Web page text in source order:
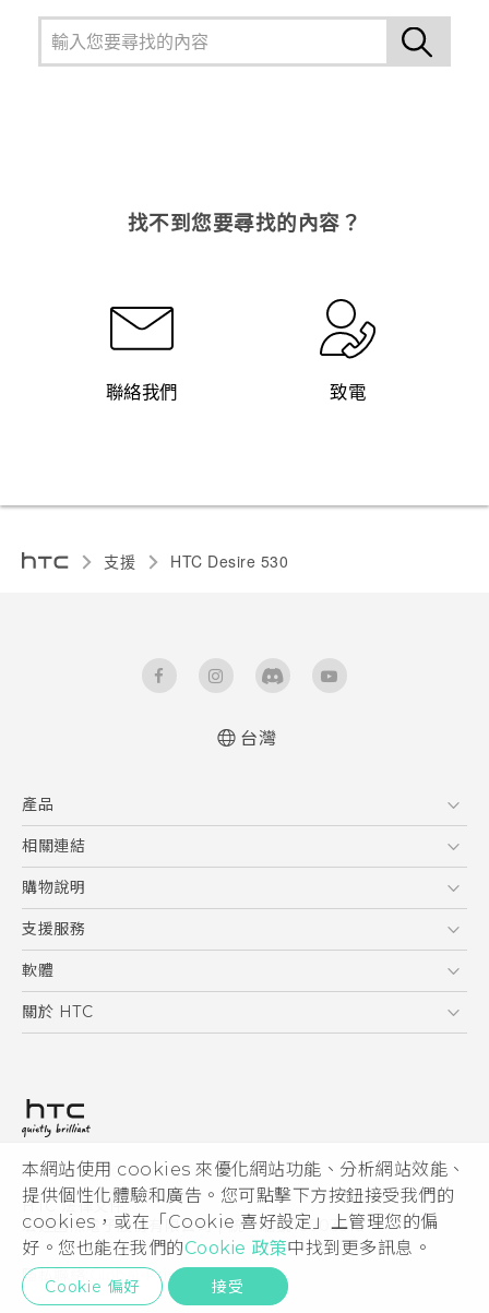
本網站使用 cookies 來優化網站功能、分析網站效能、
提供個性化體驗和廣告。您可點擊下方按鈕接受我們的
cookies，或在「Cookie 喜好設定」上管理您的偏
好。您也能在我們的Cookie 政策中找到更多訊息。
Cookie 偏好 接受
找不到您要尋找的內容？
聯絡我們 致電
支援 HTC Desire 530‎
台灣
產品
5G
智慧型手機
配件
相關連結
HTC Research
購物說明
購物須知
訂單管理
付款方式
支援服務
到府收送維修服務
服務中心資訊
客戶服務佈告欄
軟體
應用程式
HTC Sync Manager
關於 HTC
投資人
隱私權政策
產品安全性
Cookie
Security and Privacy Whitepaper
© 2011-2026 HTC Corporation
HTC 法律文件
宏達國際電子股份有限公司 | 統一編號16003518
隱私聯絡: Global-Privacy@htc.com